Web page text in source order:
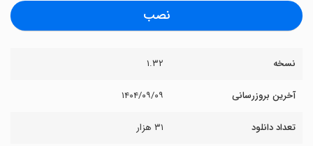
نصب
نسخه ۱.۳۲
آخرین بروزرسانی ۱۴۰۴/۰۹/۰۹
تعداد دانلود ۳۱ هزار